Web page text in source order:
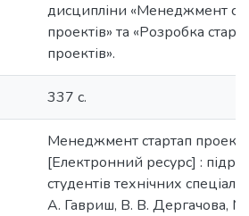
дисципліни «Менеджмент
проектів» та «Розробка
проектів».
337 с.
Менеджмент стартап
[Електронний ресурс] :
студентів технічних
А. Гавриш, В. В. Дергачова,